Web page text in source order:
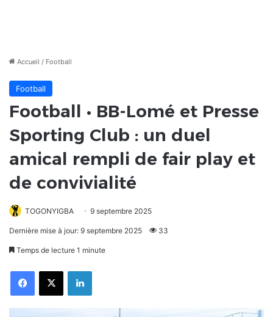
Accueil / Football
Football
Football • BB-Lomé et Presse
Sporting Club : un duel
amical rempli de fair play et
de convivialité
TOGONYIGBA 9 septembre 2025
Dernière mise à jour: 9 septembre 2025 33
Temps de lecture 1 minute
FacebookX Linkedin